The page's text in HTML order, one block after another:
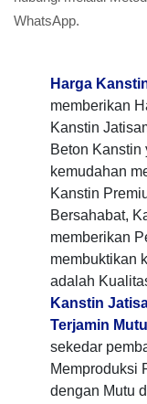
WhatsApp.
Harga
memberikan
Kanstin
Beton Kanstin
kemudahan
Kanstin
Bersahabat,
memberikan
membuktikan
adalah
Kanstin
Terjamin
sekedar
Memproduksi
dengan Mutu